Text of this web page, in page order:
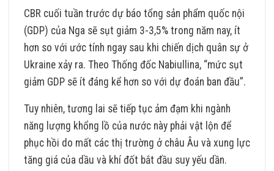
CBR cuối tuần trước dự báo tổng sản phẩm quốc nội
(GDP) của Nga sẽ sụt giảm 3-3,5% trong năm nay, ít
hơn so với ước tính ngay sau khi chiến dịch quân sự ở
Ukraine xảy ra. Theo Thống đốc Nabiullina, “mức sụt
giảm GDP sẽ ít đáng kể hơn so với dự đoán ban đầu”.
Tuy nhiên, tương lai sẽ tiếp tục ảm đạm khi ngành
năng lượng khổng lồ của nước này phải vật lộn để
phục hồi do mất các thị trường ở châu Âu và xung lực
tăng giá của dầu và khí đốt bắt đầu suy yếu dần.